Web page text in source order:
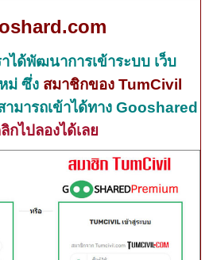
าได้พัฒนาการเข้าระบบ เว็บ
ม่ ซึ่ง สมาชิกของ TumCivil
มารถเข้าได้ทาง Gooshared
กไปลองได้เลย